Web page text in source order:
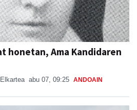
honetan, Ama Kandidaren
abu 07, 09:25 ANDOAIN